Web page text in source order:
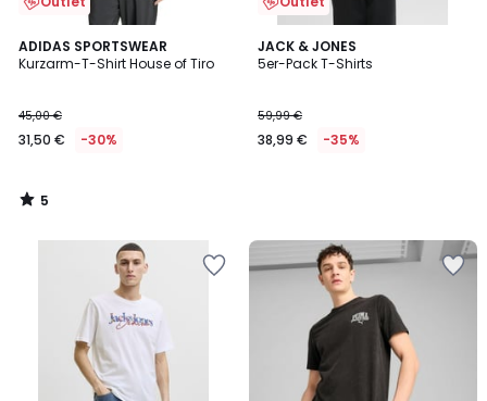
ADIDAS SPORTSWEAR
Kurzarm-T-Shirt House of Tiro
45,00 €
31,50 € -30%
5
/
5
/
JACK & JONES
5er-Pack T-Shirts
59,99 €
38,99 € -35%